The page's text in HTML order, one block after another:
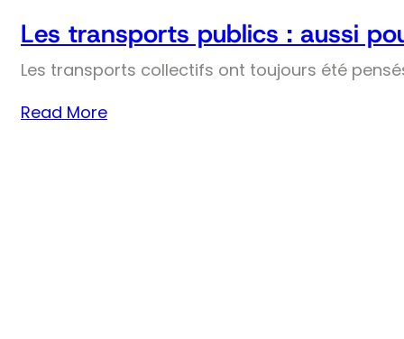
Les transports publics : aussi
Les transports collectifs ont toujours été
Read More